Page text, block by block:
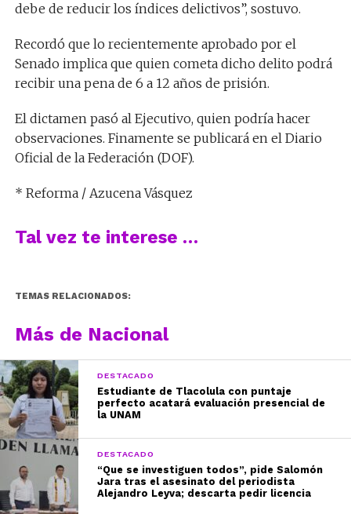
debe de reducir los índices delictivos”, sostuvo.
Recordó que lo recientemente aprobado por el
Senado implica que quien cometa dicho delito podrá
recibir una pena de 6 a 12 años de prisión.
El dictamen pasó al Ejecutivo, quien podría hacer
observaciones. Finamente se publicará en el Diario
Oficial de la Federación (DOF).
* Reforma / Azucena Vásquez
Tal vez te interese …
TEMAS RELACIONADOS:
Más de Nacional
DESTACADO
Estudiante de Tlacolula con puntaje
perfecto acatará evaluación presencial de
la UNAM
DESTACADO
“Que se investiguen todos”, pide Salomón
Jara tras el asesinato del periodista
Alejandro Leyva; descarta pedir licencia